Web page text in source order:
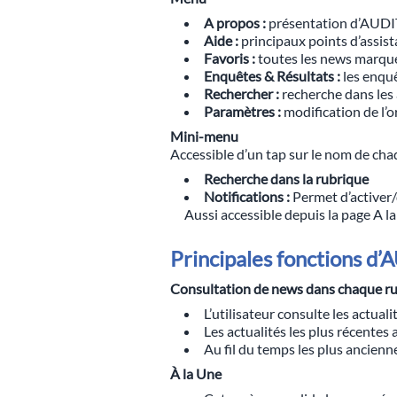
A propos : présentation
Aide : principaux points
Favoris :toutes les news
Enquêtes & Résultats : les
Rechercher : recherche dans
Paramètres : modification de
Mini-menu
Accessible d’un tap sur le nom de
Recherche dans la rubrique
Notifications : Permet
Aussi accessible depuis la page A
Principales fonctions
Consultation de news dans chaque
L’utilisateur consulte les
Les actualités les plus récentes
Au fil du temps les plus
À la Une